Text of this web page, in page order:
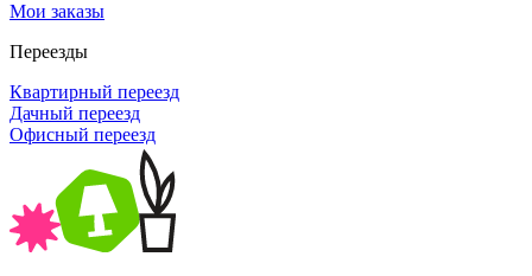
Мои заказы
Переезды
Квартирный переезд
Дачный переезд
Офисный переезд